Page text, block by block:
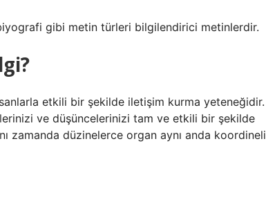
gibi metin türleri bilgilendirici metinlerdir.
etkili bir şekilde iletişim kurma yeteneğidir.
ve düşüncelerinizi tam ve etkili bir şekilde
zamanda düzinelerce organ aynı anda koordineli